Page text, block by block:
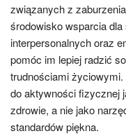
związanych z
środowisko wsparcia
interpersonalnych oraz
pomóc im lepiej radzić
trudnościami
do aktywności fizycznej
zdrowie, a nie jako
standardów piękna.